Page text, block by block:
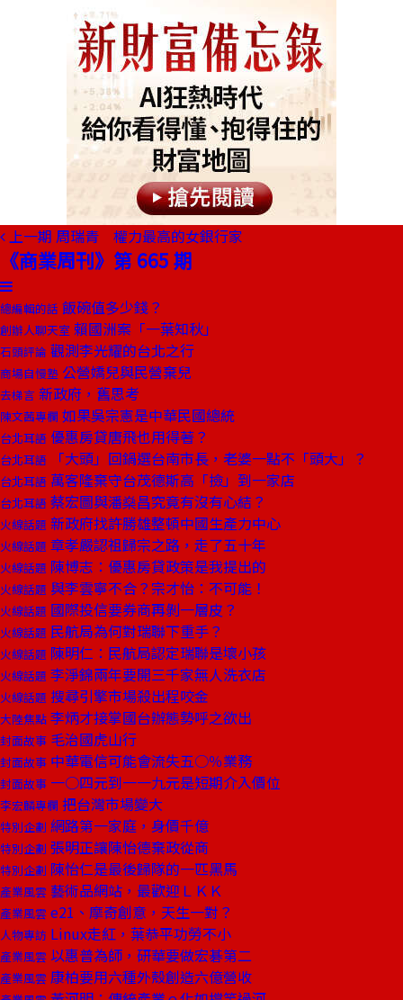
上一期 周瑞青 權力最高的女銀行家
《商業周刊》第 665 期
總編輯的話 飯碗值多少錢？
創辦人聊天室 賴國洲案「一葉知秋」
石頭評論 觀測李光耀的台北之行
商場自慢塾 公營嬌兒與民營棄兒
去梯言 新政府，舊思考
陳文茜專欄 如果吳宗憲是中華民國總統
台北耳語 優惠房貸唐飛也用得著？
台北耳語 「大頭」回鍋選台南市長，老婆一點不「頭大」？
台北耳語 萬客隆棄守台茂德斯高「撿」到一家店
台北耳語 蔡宏圖與潘燊昌究竟有沒有心結？
火線話題 新政府找許勝雄整頓中國生產力中心
火線話題 章孝嚴認祖歸宗之路，走了五十年
火線話題 陳博志：優惠房貸政策是我提出的
火線話題 與李雲寧不合？宗才怡：不可能！
火線話題 國際投信要券商再剝一層皮？
火線話題 民航局為何對瑞聯下重手？
火線話題 陳明仁：民航局認定瑞聯是壞小孩
火線話題 李淨錦兩年要開三千家無人洗衣店
火線話題 搜尋引擎市場殺出程咬金
大陸焦點 李炳才接掌國台辦態勢呼之欲出
封面故事 毛治國虎山行
封面故事 中華電信可能會流失五○％業務
封面故事 一○四元到一一九元是短期介入價位
李宏麟專欄 把台灣市場變大
特別企劃 網路第一家庭，身價千億
特別企劃 張明正讓陳怡德棄政從商
特別企劃 陳怡仁是最後歸隊的一匹黑馬
產業風雲 藝術品網站，最歡迎ＬＫＫ
產業風雲 e21、摩奇創意，天生一對？
人物專訪 Linux走紅，葉恭平功勞不小
產業風雲 以惠普為師，研華要做宏碁第二
產業風雲 康柏要用六種外殼創造六億營收